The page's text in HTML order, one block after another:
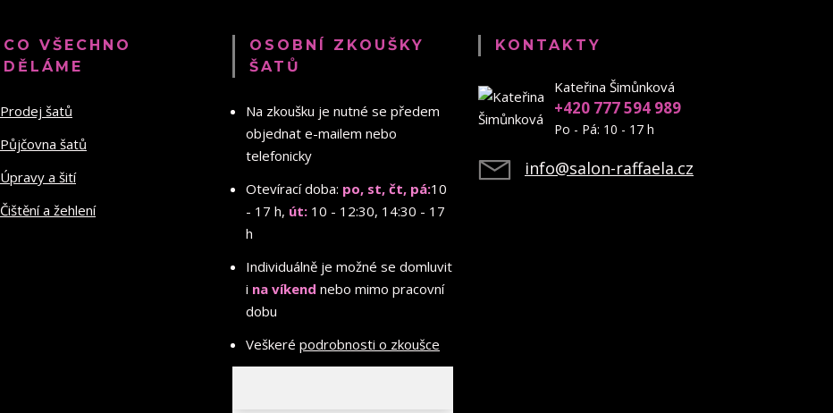
CO VŠECHNO
DĚLÁME
Prodej šatů
Půjčovna šatů
Úpravy a šití
Čištění a žehlení
OSOBNÍ ZKOUŠKY
ŠATŮ
Na zkoušku je nutné se předem
objednat e-mailem nebo
telefonicky
Otevírací doba: po, st, čt, pá:10
- 17 h, út: 10 - 12:30, 14:30 - 17
h
Individuálně je možné se domluvit
i na víkend nebo mimo pracovní
dobu
Veškeré podrobnosti o zkoušce
KONTAKTY
Kateřina Šimůnková
+420 777 594 989
Po - Pá: 10 - 17 h
info@salon-raffaela.cz